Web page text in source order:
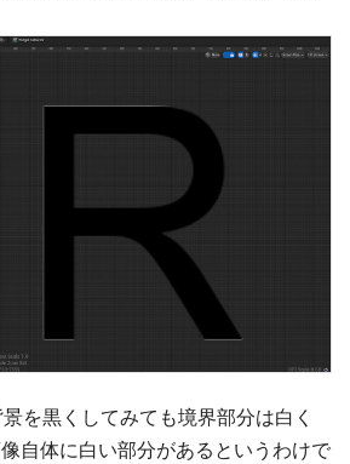
を黒くしてみても境界部分は白く
自体に白い部分があるというわけで